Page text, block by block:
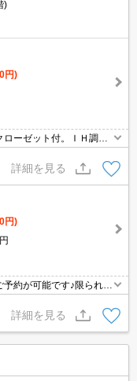
)
円)
ーゼット付。ＩＨ調理
スーパーへ150m。コン
ート造。仲介手数料家
詳細を見る
円)
約が可能です♪限られた
ようにお手伝いさせてい
詳細を見る